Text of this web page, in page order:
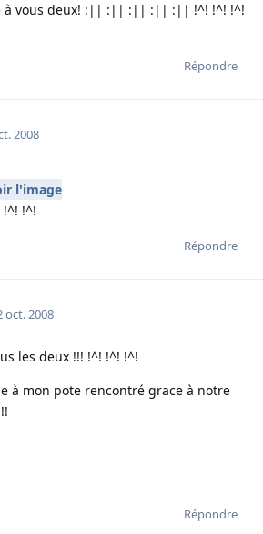
à vous deux! :|| :|| :|| :|| :|| !^! !^! !^!
Répondre
2008
l'image
!^! !^!
Répondre
oct. 2008
les deux !!! !^! !^! !^!
à mon pote rencontré grace à notre
Répondre